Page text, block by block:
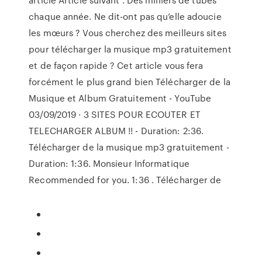
chaque année. Ne dit-ont pas qu’elle adoucie
les mœurs ? Vous cherchez des meilleurs sites
pour télécharger la musique mp3 gratuitement
et de façon rapide ? Cet article vous fera
forcément le plus grand bien Télécharger de la
Musique et Album Gratuitement - YouTube
03/09/2019 · 3 SITES POUR ECOUTER ET
TELECHARGER ALBUM !! - Duration: 2:36.
Télécharger de la musique mp3 gratuitement -
Duration: 1:36. Monsieur Informatique
Recommended for you. 1:36 . Télécharger de